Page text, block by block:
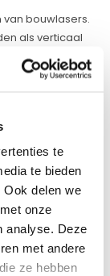
te
te bieden
delen we
onze
analyse. Deze
met andere
ze hebben
bouwlasers.
als verticaal
dag